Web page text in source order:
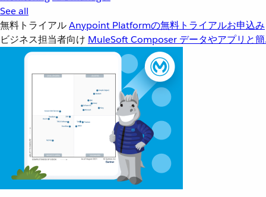
See all
無料トライアルAnypoint Platformの無料トライアルお申込み
ビジネス担当者向け MuleSoft Composer データやアプリと